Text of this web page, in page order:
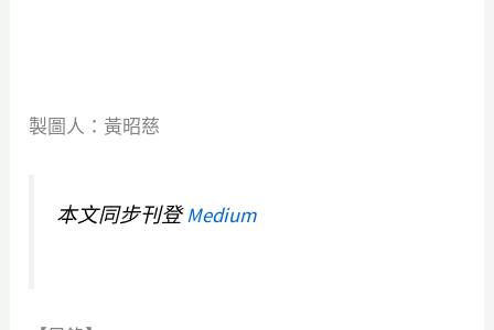
製圖人：黃昭慈
本文同步刊登Medium